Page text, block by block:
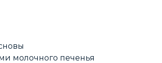
молочного печенья